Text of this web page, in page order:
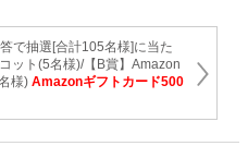
で抽選[合計105名様]に当た
ット(5名様)/【B賞】Amazon
様) Amazonギフトカード500